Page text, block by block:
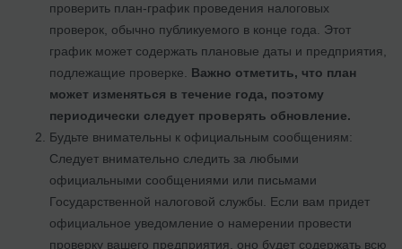
проверить план-график проведения налоговых
проверок, обычно публикуемого в конце года. Этот
график может содержать плановые даты и предприятия,
подлежащие проверке. Важно отметить, что план
может изменяться в течение года, поэтому
периодически следует проверять обновление.
Будьте внимательны к официальным сообщениям:
Следует внимательно следить за любыми
официальными сообщениями или письмами
Государственной налоговой службы. Если вам придет
официальное уведомление о намерении провести
проверку вашего предприятия, оно будет содержать всю